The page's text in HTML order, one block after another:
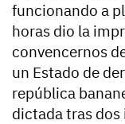
funcionando a
horas dio la
convencernos
un Estado de
república
dictada tras